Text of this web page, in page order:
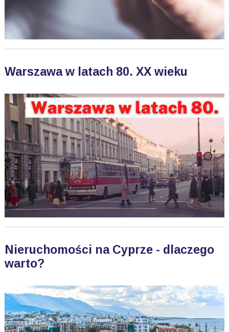
Warszawa w latach 80. XX wieku
Nieruchomości na Cyprze - dlaczego
warto?